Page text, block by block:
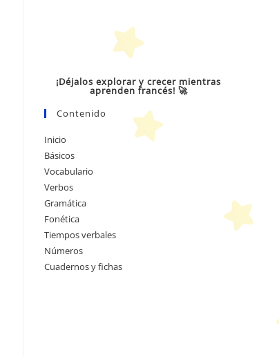
¡Déjalos explorar y crecer mientras
aprenden francés! 🚀
Contenido
Inicio
Básicos
Vocabulario
Verbos
Gramática
Fonética
Tiempos verbales
Números
Cuadernos y fichas